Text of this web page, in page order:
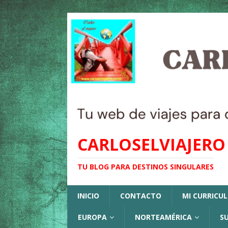
CARLOSELVIAJERO
TU BLOG PARA DESTINOS SINGULARES
INICIO CONTACTO MI
EUROPA NORTEAMÉRICA